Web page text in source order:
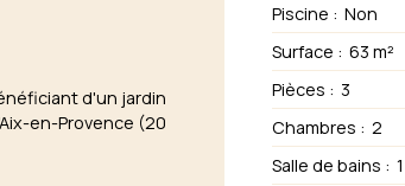
d'un jardin
en-Provence (20
Piscine : Non
Surface : 63 m²
Pièces : 3
Chambres : 2
Salle de bains : 1